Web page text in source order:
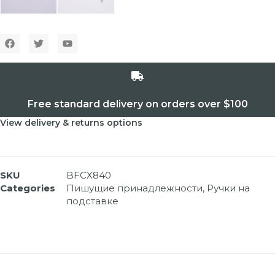
Free standard delivery on orders over $100
View delivery & returns options
SKU
BFCX840
Categories
Пишущие принадлежности, Ручки на
подставке